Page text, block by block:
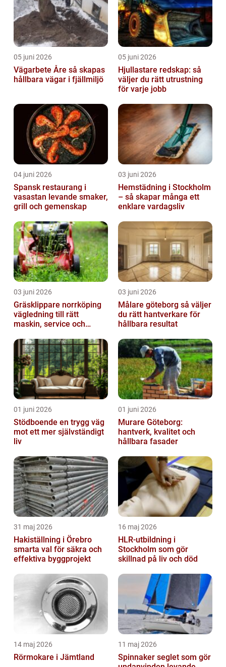
05 juni 2026
Vägarbete Åre så skapas
hållbara vägar i fjällmiljö
05 juni 2026
Hjullastare redskap: så
väljer du rätt utrustning
för varje jobb
04 juni 2026
Spansk restaurang i
vasastan levande smaker,
grill och gemenskap
03 juni 2026
Hemstädning i Stockholm
– så skapar många ett
enklare vardagsliv
03 juni 2026
Gräsklippare norrköping
vägledning till rätt
maskin, service och
03 juni 2026
Målare göteborg så väljer
du rätt hantverkare för
hållbara resultat
01 juni 2026
Stödboende en trygg väg
mot ett mer självständigt
liv
01 juni 2026
Murare Göteborg:
hantverk, kvalitet och
hållbara fasader
31 maj 2026
Hakiställning i Örebro
smarta val för säkra och
effektiva byggprojekt
16 maj 2026
HLR-utbildning i
Stockholm som gör
skillnad på liv och död
14 maj 2026
Rörmokare i Jämtland
11 maj 2026
Spinnaker seglet som gör